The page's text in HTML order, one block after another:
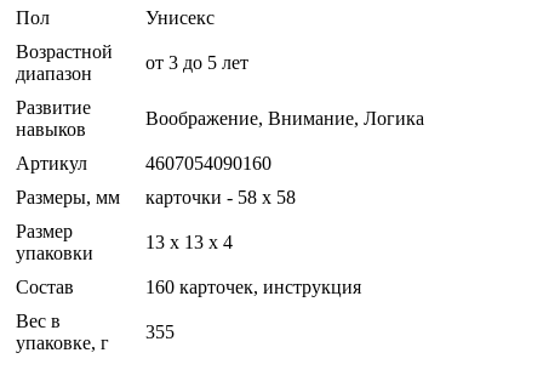
Пол
Унисекс
Возрастной
диапазон
от 3 до 5 лет
Развитие
навыков
Воображение, Внимание, Логика
Артикул
4607054090160
Размеры, мм
карточки - 58 х 58
Размер
упаковки
13 x 13 x 4
Состав
160 карточек, инструкция
Вес в
упаковке, г
355